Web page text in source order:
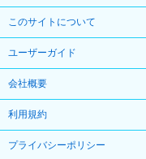
このサイトについて
ユーザーガイド
会社概要
利用規約
プライバシーポリシー